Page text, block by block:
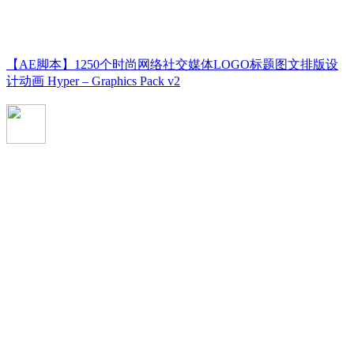
【AE脚本】1250个时尚网络社交媒体LOGO标题图文排版设
计动画 Hyper – Graphics Pack v2